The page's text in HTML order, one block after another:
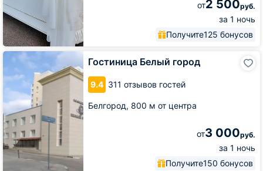
от2 500руб.
за 1 ночь
Получите125 бонусов
Гостиница Белый город
9.4 311 отзывов гостей
Белгород, 800 м от центра
от3 000руб.
за 1 ночь
Получите150 бонусов
Гостиница
город